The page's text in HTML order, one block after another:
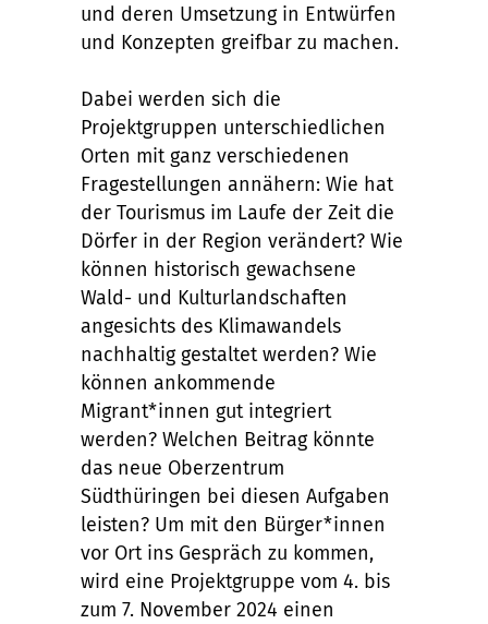
und deren Umsetzung in Entwürfen
und Konzepten greifbar zu machen.
Dabei werden sich die
Projektgruppen unterschiedlichen
Orten mit ganz verschiedenen
Fragestellungen annähern: Wie hat
der Tourismus im Laufe der Zeit die
Dörfer in der Region verändert? Wie
können historisch gewachsene
Wald- und Kulturlandschaften
angesichts des Klimawandels
nachhaltig gestaltet werden? Wie
können ankommende
Migrant*innen gut integriert
werden? Welchen Beitrag könnte
das neue Oberzentrum
Südthüringen bei diesen Aufgaben
leisten? Um mit den Bürger*innen
vor Ort ins Gespräch zu kommen,
wird eine Projektgruppe vom 4. bis
zum 7. November 2024 einen